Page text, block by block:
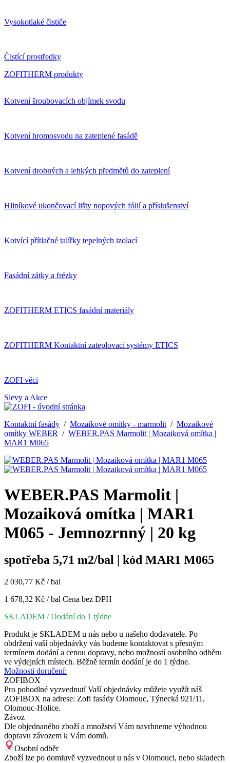
Vysokotlaké čističe
Čistící prostředky
ZOFITHERM produkty
Kotvení šroubovacích objímek svodu
Kotvení hromosvodu na zateplené fasádě
Kotvení drobných a lehkých předmětů do zateplení
Hliníkové ukončovací lišty nopových fólií a příslušenství
Kotvící přítlačné talířky tepelných izolací
Fasádní zátky a frézky
ZOFITHERM ETICS fasádní materiály
ZOFITHERM Kontaktní zateplovací systémy ETICS
ZOFI věci
Slevy a Akce
Kontaktní fasády / Mozaikové omítky - marmolit / Mozaikové
omítky WEBER / WEBER.PAS Marmolit | Mozaiková omítka |
MAR1 M065
WEBER.PAS Marmolit |
Mozaiková omítka | MAR1
M065 - Jemnozrnný | 20 kg
spotřeba 5,71 m2/bal | kód MAR1 M065
2 030,77 Kč / bal
1 678,32 Kč / bal Cena bez DPH
SKLADEM / Dodání do 1 týdne
Produkt je SKLADEM u nás nebo u našeho dodavatele. Po
obdržení vaší objednávky vás budeme kontaktovat s přesným
termínem dodání a cenou dopravy, nebo možností osobního odběru
ve výdejních místech. Běžně termín dodání je do 1 týdne.
Možnosti doručení:
ZOFIBOX
Pro pohodlné vyzvednutí Vaší objednávky můžete využít náš
ZOFIBOX na adrese: Zofi fasády Olomouc, Týnecká 921/11,
Olomouc-Holice.
Závoz
Dle objednaného zboží a množství Vám navrhneme výhodnou
dopravu závozem k Vám domů.
Osobní odběr
Zboží lze po domluvě vyzvednout u nás v Olomouci, nebo skladech